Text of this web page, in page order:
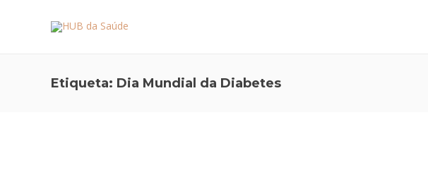
Etiqueta: Dia Mundial da Diabetes